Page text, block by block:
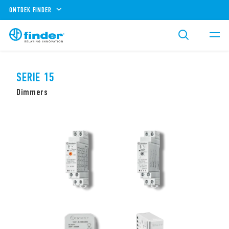
ONTDEK FINDER
SERIE 15
Dimmers